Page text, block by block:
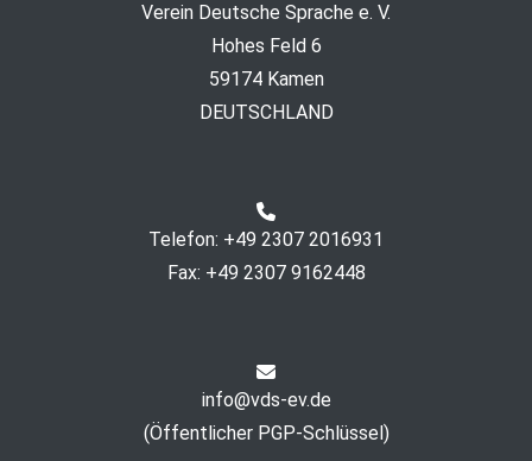
Verein Deutsche Sprache e. V.
Hohes Feld 6
59174 Kamen
DEUTSCHLAND
Telefon: +49 2307 2016931
Fax: +49 2307 9162448
info@vds-ev.de
(Öffentlicher PGP-Schlüssel )